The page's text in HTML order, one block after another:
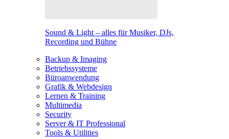
Sound & Light – alles für Musiker, DJs,
Recording und Bühne
Backup & Imaging
Betriebssysteme
Büroanwendung
Grafik & Webdesign
Lernen & Training
Multimedia
Security
Server & IT Professional
Tools & Utilities